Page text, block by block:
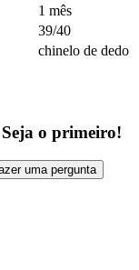
1 mês
39/40
chinelo de dedo
o primeiro!
uma pergunta